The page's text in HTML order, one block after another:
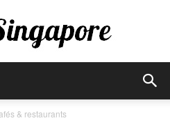
& restaurants